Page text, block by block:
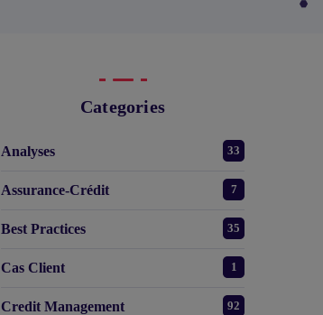
Categories
Analyses 33
Assurance-Crédit 7
Best Practices 35
Cas Client 1
Credit Management 92